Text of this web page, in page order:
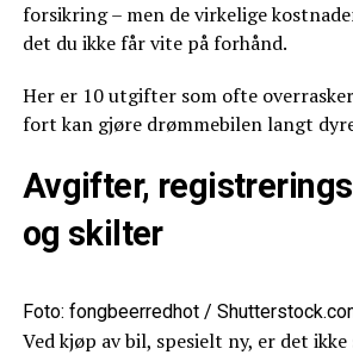
forsikring – men de virkelige
det du ikke får vite på forhånd.
Her er 10 utgifter som ofte
fort kan gjøre drømmebilen langt
Avgifter,
og skilter
Foto: fongbeerredhot /
Ved kjøp av bil, spesielt ny, er det